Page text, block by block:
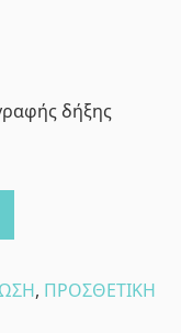
δήξης
, ΠΡΟΣΘΕΤΙΚΗ